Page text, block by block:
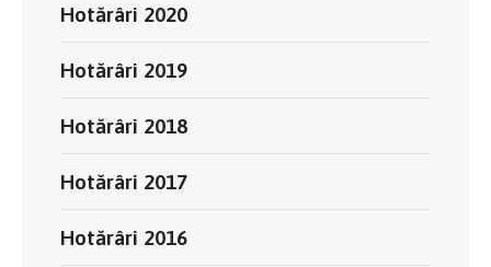
Hotărâri 2020
Hotărâri 2019
Hotărâri 2018
Hotărâri 2017
Hotărâri 2016